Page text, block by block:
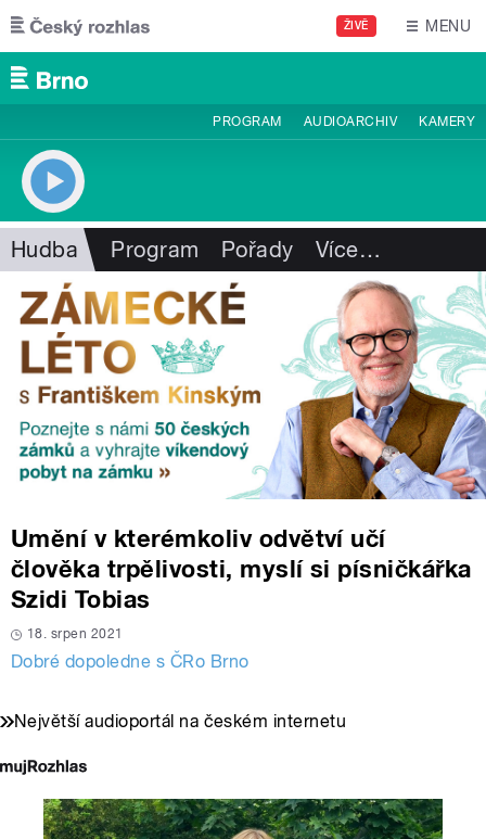
Přejít k hlavnímu obsahu
ŽIVĚ MENU
PROGRAM AUDIOARCHIV KAMERY
Hudba Program Pořady Více…
Umění v kterémkoliv odvětví učí
člověka trpělivosti, myslí si písničkářka
Szidi Tobias
18. srpen 2021
Dobré dopoledne s ČRo Brno
Největší audioportál na českém internetu